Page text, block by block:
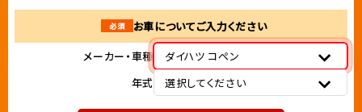
必須
お車についてご入力ください
メーカー・車種
ダイハツ コペン
年式
選択してください